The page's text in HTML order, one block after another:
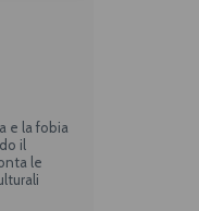
e la fobia
il
le